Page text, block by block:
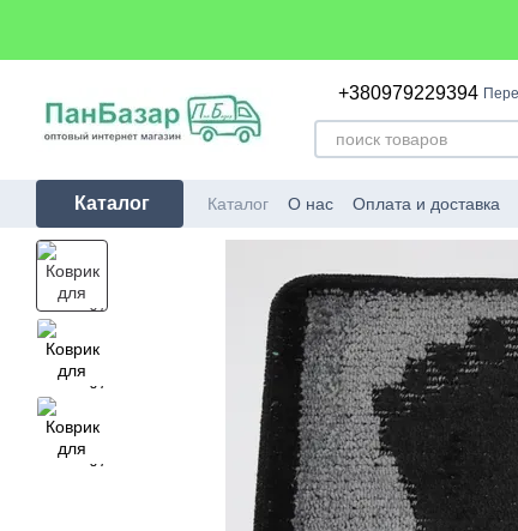
+380979229394
Каталог Каталог О нас Оплата и доставка